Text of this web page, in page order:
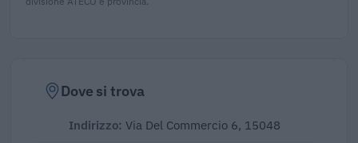
Dove si trova
Indirizzo: Via Del Commercio 6, 15048